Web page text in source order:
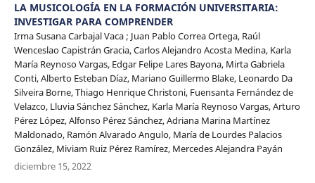
LA MUSICOLOGÍA EN LA FORMACIÓN UNIVERSITARIA:
INVESTIGAR PARA COMPRENDER
Irma Susana Carbajal Vaca ; Juan Pablo Correa Ortega, Raúl
Wenceslao Capistrán Gracia, Carlos Alejandro Acosta Medina, Karla
María Reynoso Vargas, Edgar Felipe Lares Bayona, Mirta Gabriela
Conti, Alberto Esteban Díaz, Mariano Guillermo Blake, Leonardo Da
Silveira Borne, Thiago Henrique Christoni, Fuensanta Fernández de
Velazco, Lluvia Sánchez Sánchez, Karla María Reynoso Vargas, Arturo
Pérez López, Alfonso Pérez Sánchez, Adriana Marina Martínez
Maldonado, Ramón Alvarado Angulo, María de Lourdes Palacios
González, Miviam Ruiz Pérez Ramírez, Mercedes Alejandra Payán
diciembre 15, 2022